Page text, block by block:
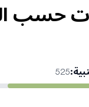
حسب
:
525